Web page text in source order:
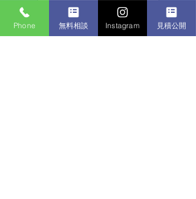
畳→フローリングへ
Phone 無料相談 Instagram 見積公開